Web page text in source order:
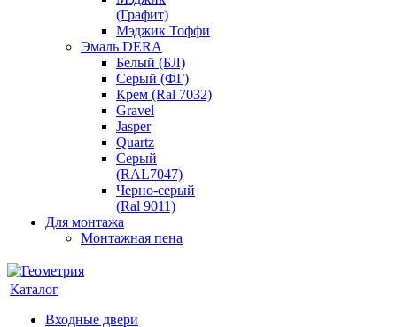
(Графит)
Мэджик Тоффи
Эмаль DERA
Белый (БЛ)
Серый (ФГ)
Крем (Ral 7032)
Gravel
Jasper
Quartz
Серый
(RAL7047)
Черно-серый
(Ral 9011)
Для монтажа
Монтажная пена
Каталог
Входные двери